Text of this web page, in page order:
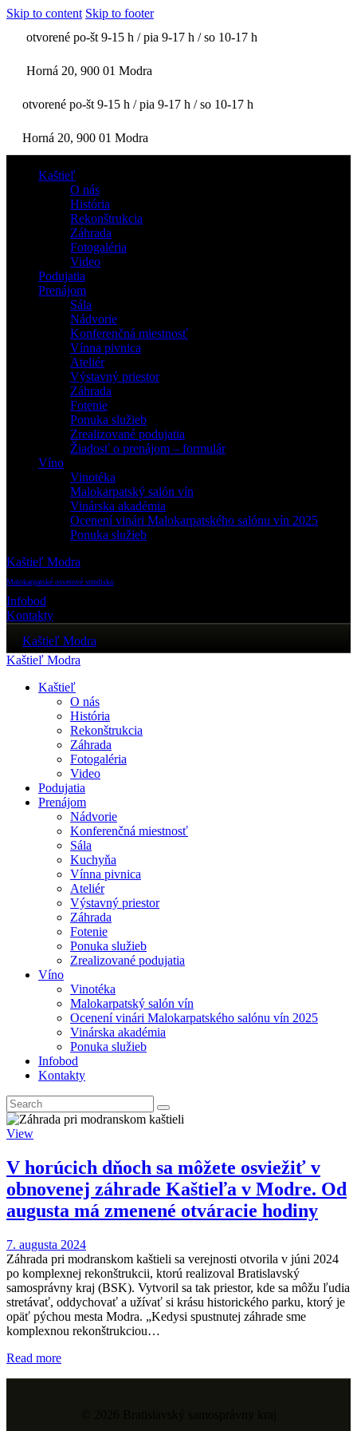
Skip to content Skip to footer
otvorené po-št 9-15 h / pia 9-17 h / so 10-17 h
Horná 20, 900 01 Modra
otvorené po-št 9-15 h / pia 9-17 h / so 10-17 h
Horná 20, 900 01 Modra
Kaštieľ
O nás
História
Rekonštrukcia
Záhrada
Fotogaléria
Video
Podujatia
Prenájom
Sála
Nádvorie
Konferenčná miestnosť
Vínna pivnica
Ateliér
Výstavný priestor
Záhrada
Fotenie
Ponuka služieb
Zrealizované podujatia
Žiadosť o prenájom – formulár
Víno
Vinotéka
Malokarpatský salón vín
Vinárska akadémia
Ocenení vinári Malokarpatského salónu vín 2025
Ponuka služieb
Kaštieľ Modra
Malokarpatské osvetové stredisko
Infobod
Kontakty
Kaštieľ Modra
Kaštieľ Modra
Kaštieľ
O nás
História
Rekonštrukcia
Záhrada
Fotogaléria
Video
Podujatia
Prenájom
Nádvorie
Konferenčná miestnosť
Sála
Kuchyňa
Vínna pivnica
Ateliér
Výstavný priestor
Záhrada
Fotenie
Ponuka služieb
Zrealizované podujatia
Víno
Vinotéka
Malokarpatský salón vín
Ocenení vinári Malokarpatského salónu vín 2025
Vinárska akadémia
Ponuka služieb
Infobod
Kontakty
View
V horúcich dňoch sa môžete osviežiť v
obnovenej záhrade Kaštieľa v Modre. Od
augusta má zmenené otváracie hodiny
7. augusta 2024
Záhrada pri modranskom kaštieli sa verejnosti otvorila v júni 2024
po komplexnej rekonštrukcii, ktorú realizoval Bratislavský
samosprávny kraj (BSK). Vytvoril sa tak priestor, kde sa môžu ľudia
stretávať, oddychovať a užívať si krásu historického parku, ktorý je
opäť pýchou mesta Modra. „Kedysi spustnutej záhrade sme
komplexnou rekonštrukciou…
Read more